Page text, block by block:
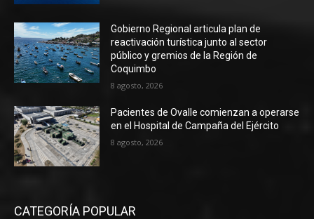
Gobierno Regional articula plan de
reactivación turística junto al sector
público y gremios de la Región de
Coquimbo
8 agosto, 2026
Pacientes de Ovalle comienzan a operarse
en el Hospital de Campaña del Ejército
8 agosto, 2026
CATEGORÍA POPULAR